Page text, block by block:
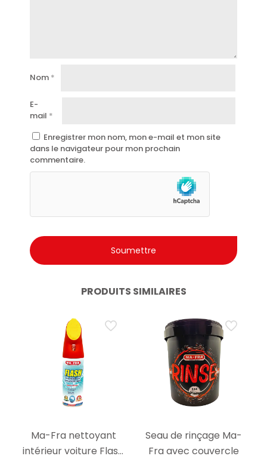
Nom *
E-
mail *
Enregistrer mon nom, mon e-mail et mon site
dans le navigateur pour mon prochain
commentaire.
PRODUITS SIMILAIRES
Ma-Fra nettoyant
intérieur voiture Flash
Seau de rinçage Ma-
Fra avec couvercle